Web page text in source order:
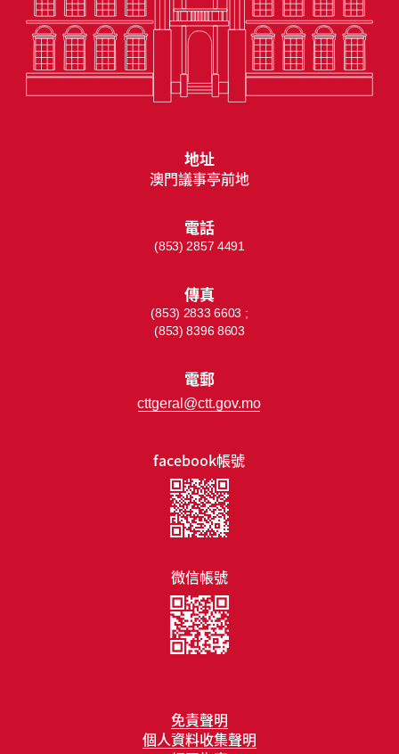
免責聲明
個人資料收集聲明
facebook帳號
微信帳號
地址
澳門議事亭前地
電話
(853) 2857 4491
傳真
(853) 2833 6603 ;
(853) 8396 8603
電郵
cttgeral@ctt.gov.mo